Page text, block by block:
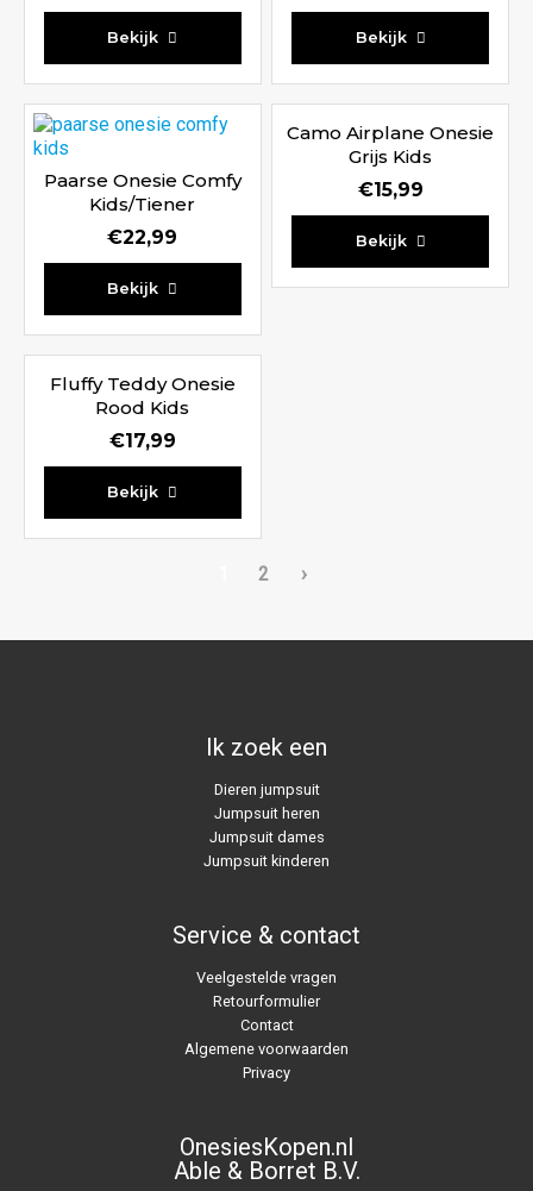
Bekijk Bekijk
Paarse Onesie Comfy
Kids/Tiener
€22,99
Bekijk
Camo Airplane Onesie
Grijs Kids
€15,99
Bekijk
Fluffy Teddy Onesie
Rood Kids
€17,99
Bekijk
2 ›
Ik zoek een
Dieren jumpsuit
Jumpsuit heren
Jumpsuit dames
Jumpsuit kinderen
Service & contact
Veelgestelde vragen
Retourformulier
Contact
Algemene voorwaarden
Privacy
OnesiesKopen.nl
Able & Borret B.V.